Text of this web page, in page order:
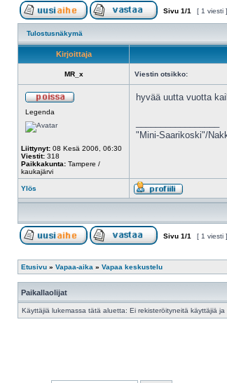
Sivu 1/1 [ 1 viesti ]
Tulostusnäkymä
Kirjoittaja
MR_x Viestin otsikko:
Legenda
Liittynyt: 08 Kesä 2006, 06:30
Viestit: 318
Paikkakunta: Tampere /
kaukajärvi
hyvää uutta vuotta
"Mini-Saarikoski"/
Ylös
Sivu 1/1 [ 1 viesti ]
Etusivu » Vapaa-aika » Vapaa keskustelu
Paikallaolijat
Käyttäjiä lukemassa tätä aluetta: Ei rekisteröityneitä käyttäjiä ja